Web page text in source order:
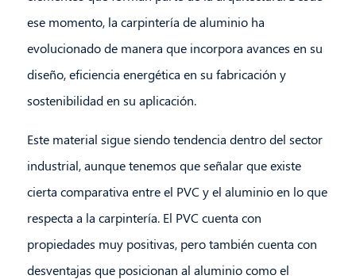
ese momento, la carpintería de aluminio ha
evolucionado de manera que incorpora avances en su
diseño, eficiencia energética en su fabricación y
sostenibilidad en su aplicación.
Este material sigue siendo tendencia dentro del sector
industrial, aunque tenemos que señalar que existe
cierta comparativa entre el PVC y el aluminio en lo que
respecta a la carpintería. El PVC cuenta con
propiedades muy positivas, pero también cuenta con
desventajas que posicionan al aluminio como el